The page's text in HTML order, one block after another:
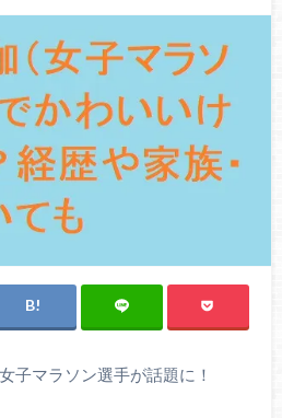
子マラソン選手が話題に！